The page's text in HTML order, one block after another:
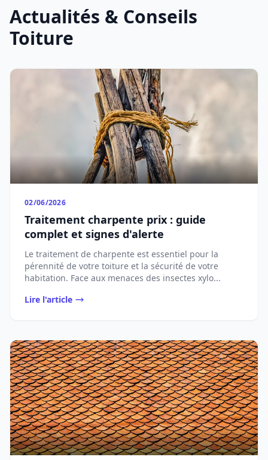
Actualités & Conseils
Toiture
02/06/2026
Traitement charpente prix : guide
complet et signes d'alerte
Le traitement de charpente est essentiel pour la
pérennité de votre toiture et la sécurité de votre
habitation. Face aux menaces des insectes xylo...
Lire l'article